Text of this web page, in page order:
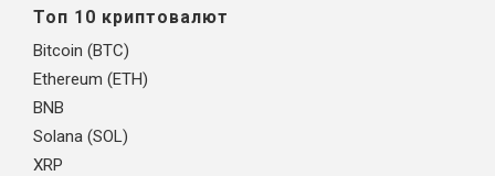
Топ 10 криптовалют
Bitcoin (BTC)
Ethereum (ETH)
BNB
Solana (SOL)
XRP